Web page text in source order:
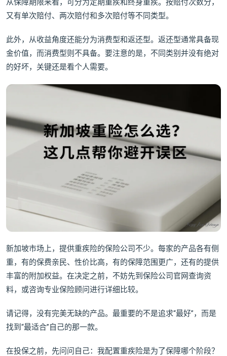
从保障期限来看，可分为定期重疾和终身重疾。按赔付次数分，
又有单次赔付、两次赔付和多次赔付等不同类型。
此外，从收益角度还能分为消费型和返还型。返还型通常具备现
金价值，而消费型则不具备。要注意的是，不同类别并没有绝对
的好坏，关键还是看个人需要。
新加坡市场上，提供重疾险的保险公司不少。每家的产品各有侧
重，有的保费亲民、性价比高，有的保障范围更广，还有的提供
丰富的附加权益。在决定之前，不妨先到保险公司官网查询资
料，或咨询专业保险顾问进行详细比较。
请记得，没有完美无缺的产品。最重要的不是追求“最好”，而是
找到“最适合”自己的那一款。
在投保之前，先问问自己：我配置重疾险是为了保障哪个阶段？